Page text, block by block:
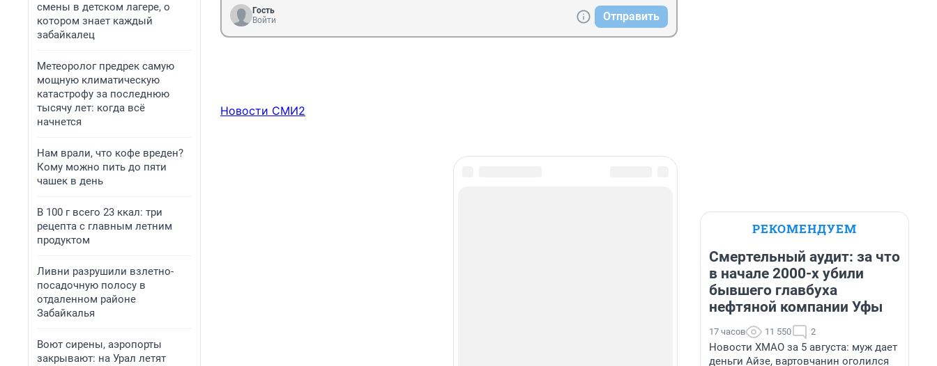
смены в детском лагере, о
котором знает каждый
забайкалец
Метеоролог предрек самую
мощную климатическую
катастрофу за последнюю
тысячу лет: когда всё
начнется
Нам врали, что кофе вреден?
Кому можно пить до пяти
чашек в день
В 100 г всего 23 ккал: три
рецепта с главным летним
продуктом
Ливни разрушили взлетно-
посадочную полосу в
отдаленном районе
Забайкалья
Воют сирены, аэропорты
закрывают: на Урал летят
Гость
Войти
Отправить
Новости СМИ2
РЕКОМЕНДУЕМ
Смертельный аудит: за что
в начале 2000-х убили
бывшего главбуха
нефтяной компании Уфы
17 часов 11 550 2
Новости ХМАО за 5 августа: муж дает
деньги Айзе, вартовчанин оголился